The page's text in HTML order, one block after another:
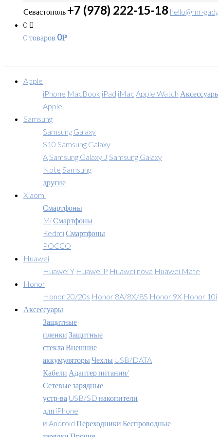
Севастополь +7 (978) 222-15-18 hello@mr-
0
0 товаров 0Р
Apple
iPhone MacBook iPad iMac Apple Watch
Apple
Samsung
Samsung Galaxy
S10 Samsung Galaxy
A Samsung Galaxy J Samsung Galaxy
Note Samsung
другие
Xiaomi
Смартфоны
MiСмартфоны
RedmiСмартфоны
POCCO
Huawei
Huawei Y Huawei P Huawei nova Huawei Mate
Honor
Honor 20/20s Honor 8A/8X/8S Honor 9X Honor 10i
Аксессуары
Защитные
пленки Защитные
стекла Внешние
аккумуляторы Чехлы USB/DATA
Кабели Адаптер питания/
Сетевые зарядные
устр-ва USB/SD накопители
для iPhone
и Android Переходники Беспроводные